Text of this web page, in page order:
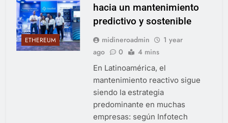
ETHEREUM
hacia un mantenimiento
predictivo y sostenible
midineroadmin
1 year
ago
0 4 mins
En Latinoamérica, el
mantenimiento reactivo sigue
siendo la estrategia
predominante en muchas
empresas: según Infotech